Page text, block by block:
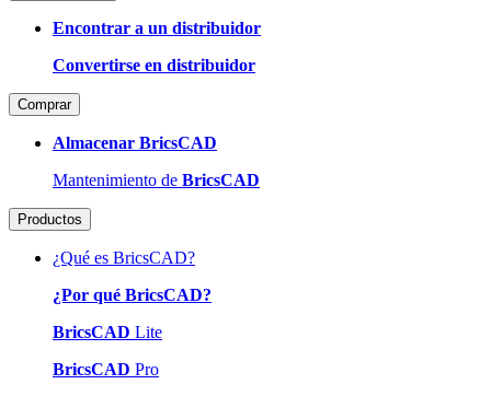
Encontrar a un distribuidor
Convertirse en distribuidor
Comprar
Almacenar BricsCAD
Mantenimiento de BricsCAD
Productos
¿Qué es BricsCAD?
¿Por qué BricsCAD?
BricsCAD Lite
BricsCAD Pro